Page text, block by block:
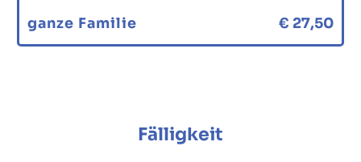
ganze Familie
€ 27,50
Fälligkeit